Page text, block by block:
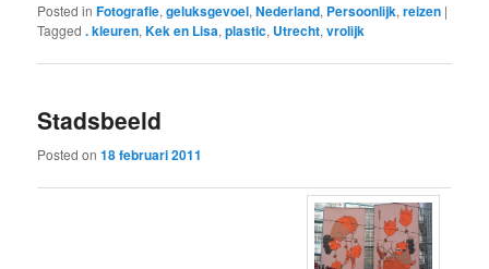
Posted in Fotografie,geluksgevoel,Nederland, Persoonlijk,reizen |
Tagged . kleuren,Kek en Lisa,plastic, Utrecht,vrolijk
Stadsbeeld
Posted on18 februari 2011